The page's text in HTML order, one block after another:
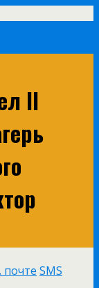
II
почте SMS